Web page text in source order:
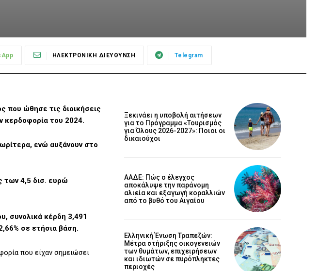
ΗΛΕΚΤΡΟΝΙΚΗ ΔΙΕΥΘΥΝΣΗ Telegram
που ώθησε τις διοικήσεις
κερδοφορία του 2024.
ενώ αυξάνουν στο
των 4,5 δισ. ευρώ
συνολικά κέρδη 3,491
σε ετήσια βάση.
που είχαν σημειώσει
Ξεκινάει η υποβολή αιτήσεων
για το Πρόγραμμα «Τουρισμός
για Όλους 2026-2027»: Ποιοι οι
δικαιούχοι
ΑΑΔΕ: Πώς ο έλεγχος
αποκάλυψε την παράνομη
αλιεία και εξαγωγή κοραλλιών
από το βυθό του Αιγαίου
Ελληνική Ένωση Τραπεζών:
Μέτρα στήριξης οικογενειών
των θυμάτων, επιχειρήσεων
και ιδιωτών σε πυρόπληκτες
περιοχές